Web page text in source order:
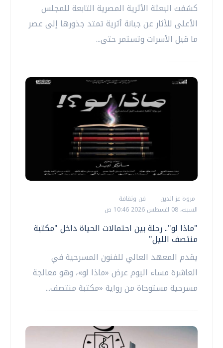
كشفت البعثة الأثرية المصرية التابعة للمجلس
الأعلى للآثار عن جبانة أثرية تمتد جذورها إلى عصر
ما قبل الأسرات وتستمر حتى...
مروة عز الدين
فن وثقافة
السبت، 08 اغسطس 2026 10:46 ص
"ماذا لو".. رحلة بين احتمالات الحياة داخل "مكتبة
منتصف الليل"
يقدم المعهد العالي للفنون المسرحية في
العاشرة مساء اليوم عرض «ماذا لو»، وهو معالجة
مسرحية مستوحاة من رواية «مكتبة منتصف...